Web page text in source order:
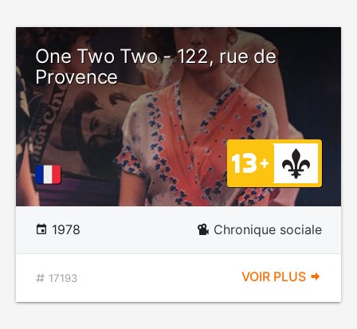
One Two Two - 122, rue de
Provence
1978 Chronique sociale
17193 VOIR PLUS